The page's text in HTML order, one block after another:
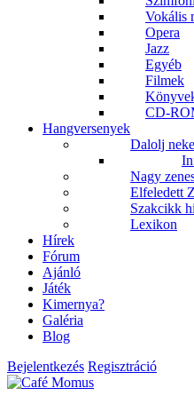
Vokális
Opera
Jazz
Egyéb
Filmek
CD-
Hangversenyek
Dalolj
Nagy
Elfeledett
Szakcikk
Lexikon
Hírek
Fórum
Ajánló
Játék
Kimernya?
Galéria
Blog
Bejelentkezés Regisztráció